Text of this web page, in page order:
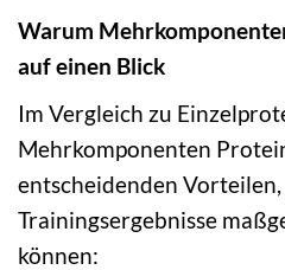
Warum
auf einen Blick
Im Vergleich zu
Mehrkomponenten
entscheidenden
Trainingsergebnisse
können: